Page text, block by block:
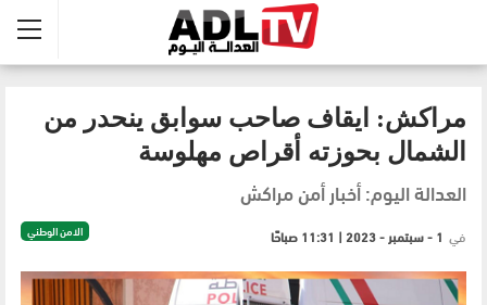
مراكش: ايقاف صاحب سوابق ينحدر من
الشمال بحوزته أقراص مهلوسة
العدالة اليوم: أخبار أمن مراكش
الامن الوطني في 1 - سبتمبر - 2023 | 11:31 صباحًا